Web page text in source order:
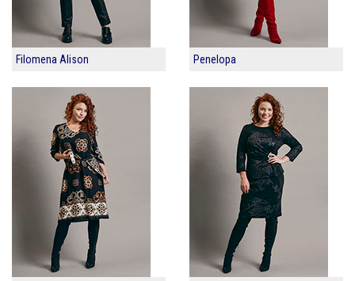
Filomena Alison Penelopa